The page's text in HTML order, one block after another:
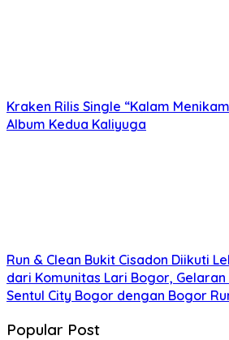
Kraken Rilis Single “Kalam
Album Kedua Kaliyuga
Run & Clean Bukit Cisadon Diikuti
dari Komunitas Lari Bogor, Gelaran
Sentul City Bogor dengan Bogor
Popular Post